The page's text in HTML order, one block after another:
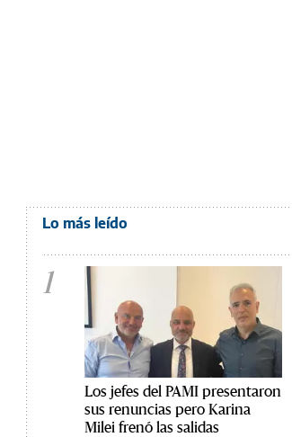
Lo más leído
1
Los jefes del PAMI presentaron
sus renuncias pero Karina
Milei frenó las salidas